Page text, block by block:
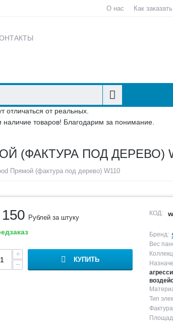
О нас Как заказать
от реальных.
товаров! Благодарим за понимание.
(ФАКТУРА ПОД ДЕРЕВО)
Прямой (фактура под дерево) W110
Рублей за штуку
+
−
КУПИТЬ
КОД:
Бренд:
Вес
Тип